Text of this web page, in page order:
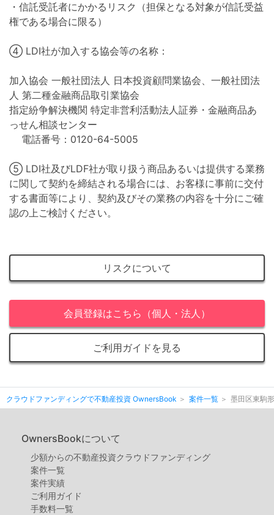
・信託受託者にかかるリスク（担保となる対象が信託受益
権である場合に限る）
④ LDI社が加入する協会等の名称：
加入協会 一般社団法人 日本投資顧問業協会、一般社団法
人 第二種金融商品取引業協会
指定紛争解決機関 特定非営利活動法人証券・金融商品あ
っせん相談センター
電話番号：0120-64-5005
⑤ LDI社及びLDF社が取り扱う商品あるいは提供する業務
に関して契約を締結される場合には、お客様に事前に交付
する書面等により、契約及びその業務の内容を十分にご確
認の上ご検討ください。
リスクについて
会員登録はこちら（個人・法人）
ご利用ガイドを見る
クラウドファンディングで不動産投資 OwnersBook 案件一覧 墨田区東駒
OwnersBookについて
少額からの不動産投資クラウドファンディング
案件⼀覧
案件実績
ご利用ガイド
手数料一覧